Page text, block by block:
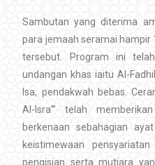
Sambutan yang diterima
para jemaah seramai hampir
tersebut. Program ini
undangan khas iaitu Al-
Isa, pendakwah bebas.
Al-Isra’” telah
berkenaan sebahagian
keistimewaan
pengisian serta mutiara